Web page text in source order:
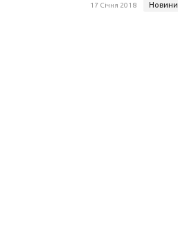
17 Січня 2018 Новини